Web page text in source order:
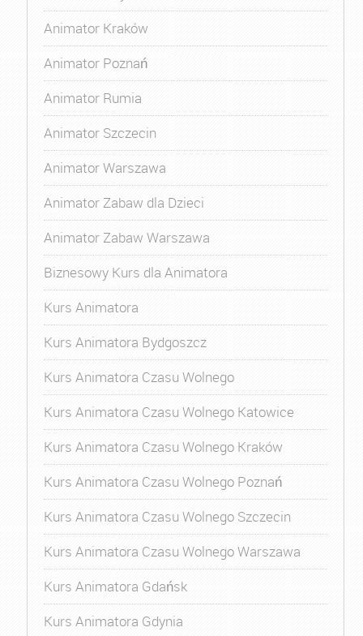
Animator Kraków
Animator Poznań
Animator Rumia
Animator Szczecin
Animator Warszawa
Animator Zabaw dla Dzieci
Animator Zabaw Warszawa
Biznesowy Kurs dla Animatora
Kurs Animatora
Kurs Animatora Bydgoszcz
Kurs Animatora Czasu Wolnego
Kurs Animatora Czasu Wolnego Katowice
Kurs Animatora Czasu Wolnego Kraków
Kurs Animatora Czasu Wolnego Poznań
Kurs Animatora Czasu Wolnego Szczecin
Kurs Animatora Czasu Wolnego Warszawa
Kurs Animatora Gdańsk
Kurs Animatora Gdynia